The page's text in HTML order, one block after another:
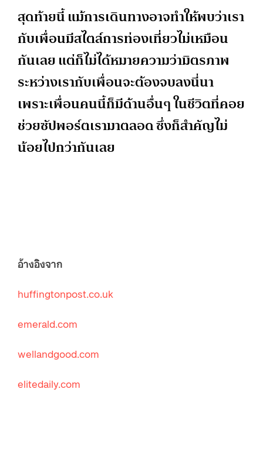
สุดท้ายนี้ แม้การเดินทางอาจทำให้พบว่าเรา
กับเพื่อนมีสไตล์การท่องเที่ยวไม่เหมือน
กันเลย แต่ก็ไม่ได้หมายความว่ามิตรภาพ
ระหว่างเรากับเพื่อนจะต้องจบลงนี่นา
เพราะเพื่อนคนนี้ก็มีด้านอื่นๆ ในชีวิตที่คอย
ช่วยซัปพอร์ตเรามาตลอด ซึ่งก็สำคัญไม่
น้อยไปกว่ากันเลย
อ้างอิงจาก
huffingtonpost.co.uk
emerald.com
wellandgood.com
elitedaily.com